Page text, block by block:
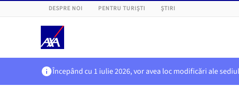
DESPRE NOI PENTRU TURIȘTI ȘTIRI
Începând cu 1 iulie 2026, vor avea loc modificări ale